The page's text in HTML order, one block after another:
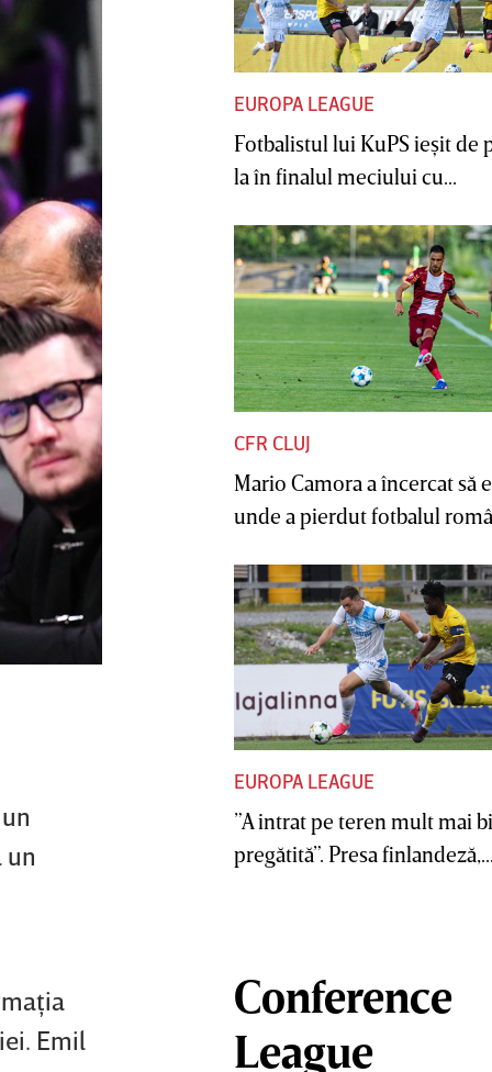
un
Emil
EUROPA LEAGUE
Fotbalistul lui KuPS ieşit de
la în finalul meciului cu...
CFR CLUJ
Mario Camora a încercat să
unde a pierdut fotbalul
EUROPA LEAGUE
”A intrat pe teren mult mai
pregătită”. Presa
Conference
League